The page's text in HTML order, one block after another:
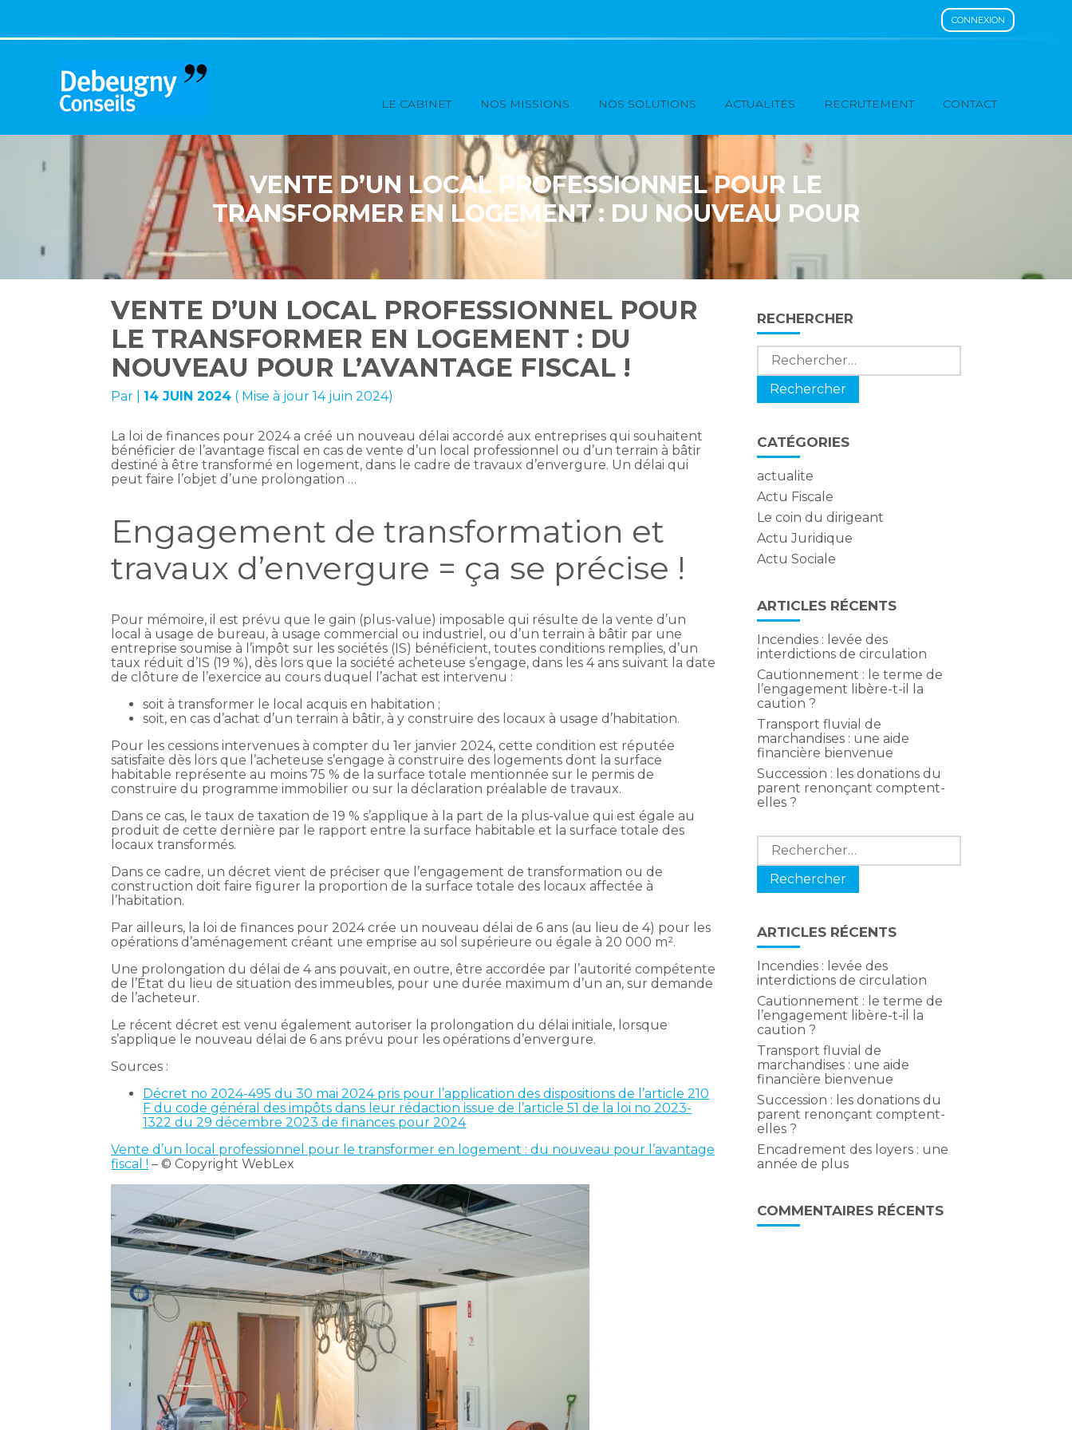
CONNEXION
au
Principal
LE CABINET NOS MISSIONS NOS SOLUTIONS ACTUALITÉS RECRUTEMENT CONTACT
VENTE D’UN LOCAL PROFESSIONNEL POUR LE
TRANSFORMER EN LOGEMENT : DU NOUVEAU POUR
L’AVANTAGE FISCAL !
VENTE D’UN LOCAL PROFESSIONNEL POUR
LE TRANSFORMER EN LOGEMENT : DU
NOUVEAU POUR L’AVANTAGE FISCAL !
Par 14 JUIN 2024 ( Mise à jour 14 juin 2024)
La loi de finances pour 2024 a créé un nouveau délai accordé aux entreprises qui souhaitent
bénéficier de l’avantage fiscal en cas de vente d’un local professionnel ou d’un terrain à bâtir
destiné à être transformé en logement, dans le cadre de travaux d’envergure. Un délai qui
peut faire l’objet d’une prolongation …
Engagement de transformation et
travaux d’envergure = ça se précise !
Pour mémoire, il est prévu que le gain (plus-value) imposable qui résulte de la vente d’un
local à usage de bureau, à usage commercial ou industriel, ou d’un terrain à bâtir par une
entreprise soumise à l’impôt sur les sociétés (IS) bénéficient, toutes conditions remplies, d’un
taux réduit d’IS (19 %), dès lors que la société acheteuse s’engage, dans les 4 ans suivant la date
de clôture de l’exercice au cours duquel l’achat est intervenu :
soit à transformer le local acquis en habitation ;
soit, en cas d’achat d’un terrain à bâtir, à y construire des locaux à usage d’habitation.
Pour les cessions intervenues à compter du 1er janvier 2024, cette condition est réputée
satisfaite dès lors que l’acheteuse s’engage à construire des logements dont la surface
habitable représente au moins 75 % de la surface totale mentionnée sur le permis de
construire du programme immobilier ou sur la déclaration préalable de travaux.
Dans ce cas, le taux de taxation de 19 % s’applique à la part de la plus-value qui est égale au
produit de cette dernière par le rapport entre la surface habitable et la surface totale des
locaux transformés.
Dans ce cadre, un décret vient de préciser que l’engagement de transformation ou de
construction doit faire figurer la proportion de la surface totale des locaux affectée à
l’habitation.
Par ailleurs, la loi de finances pour 2024 crée un nouveau délai de 6 ans (au lieu de 4) pour les
opérations d’aménagement créant une emprise au sol supérieure ou égale à 20 000 m².
Une prolongation du délai de 4 ans pouvait, en outre, être accordée par l’autorité compétente
de l’État du lieu de situation des immeubles, pour une durée maximum d’un an, sur demande
de l’acheteur.
Le récent décret est venu également autoriser la prolongation du délai initiale, lorsque
s’applique le nouveau délai de 6 ans prévu pour les opérations d’envergure.
Sources :
Décret no 2024-495 du 30 mai 2024 pris pour l’application des dispositions de l’article 210
F du code général des impôts dans leur rédaction issue de l’article 51 de la loi no 2023-
1322 du 29 décembre 2023 de finances pour 2024
Vente d’un local professionnel pour le transformer en logement : du nouveau pour l’avantage
fiscal ! – © Copyright WebLex
Blog
sidebar
RECHERCHER
Rechercher :
CATÉGORIES
actualite
Actu Fiscale
Le coin du dirigeant
Actu Juridique
Actu Sociale
ARTICLES RÉCENTS
Incendies : levée des
interdictions de circulation
Cautionnement : le terme de
l’engagement libère-t-il la
caution ?
Transport fluvial de
marchandises : une aide
financière bienvenue
Succession : les donations du
parent renonçant comptent-
elles ?
Rechercher :
ARTICLES RÉCENTS
Incendies : levée des
interdictions de circulation
Cautionnement : le terme de
l’engagement libère-t-il la
caution ?
Transport fluvial de
marchandises : une aide
financière bienvenue
Succession : les donations du
parent renonçant comptent-
elles ?
Encadrement des loyers : une
année de plus
COMMENTAIRES RÉCENTS